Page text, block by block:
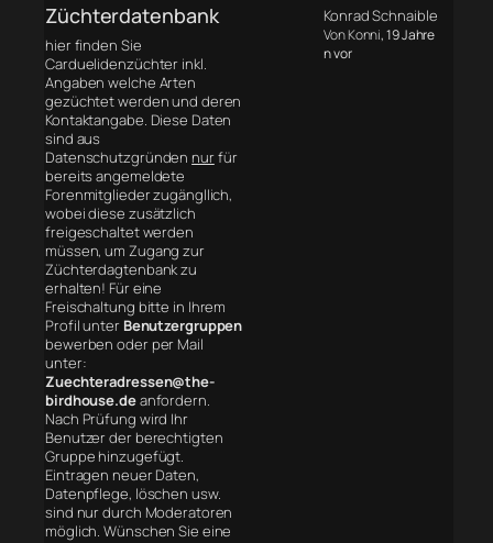
Züchterdatenbank
hier finden Sie
Carduelidenzüchter inkl.
Angaben welche Arten
gezüchtet werden und deren
Kontaktangabe. Diese Daten
sind aus
Datenschutzgründen nurfür
bereits angemeldete
Forenmitglieder zugängllich,
wobei diese zusätzlich
freigeschaltet werden
müssen, um Zugang zur
Züchterdagtenbank zu
erhalten! Für eine
Freischaltung bitte in Ihrem
Profil unter Benutzergruppen
bewerben oder per Mail
unter:
Zuechteradressen@the-
birdhouse.deanfordern.
Nach Prüfung wird Ihr
Benutzer der berechtigten
Gruppe hinzugefügt.
Eintragen neuer Daten,
Datenpflege, löschen usw.
sind nur durch Moderatoren
möglich. Wünschen Sie eine
Konrad Schnaible
Von Konni, 19 Jahre
n vor